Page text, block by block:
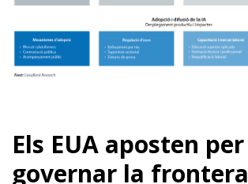
Els EUA aposten per
governar la frontera